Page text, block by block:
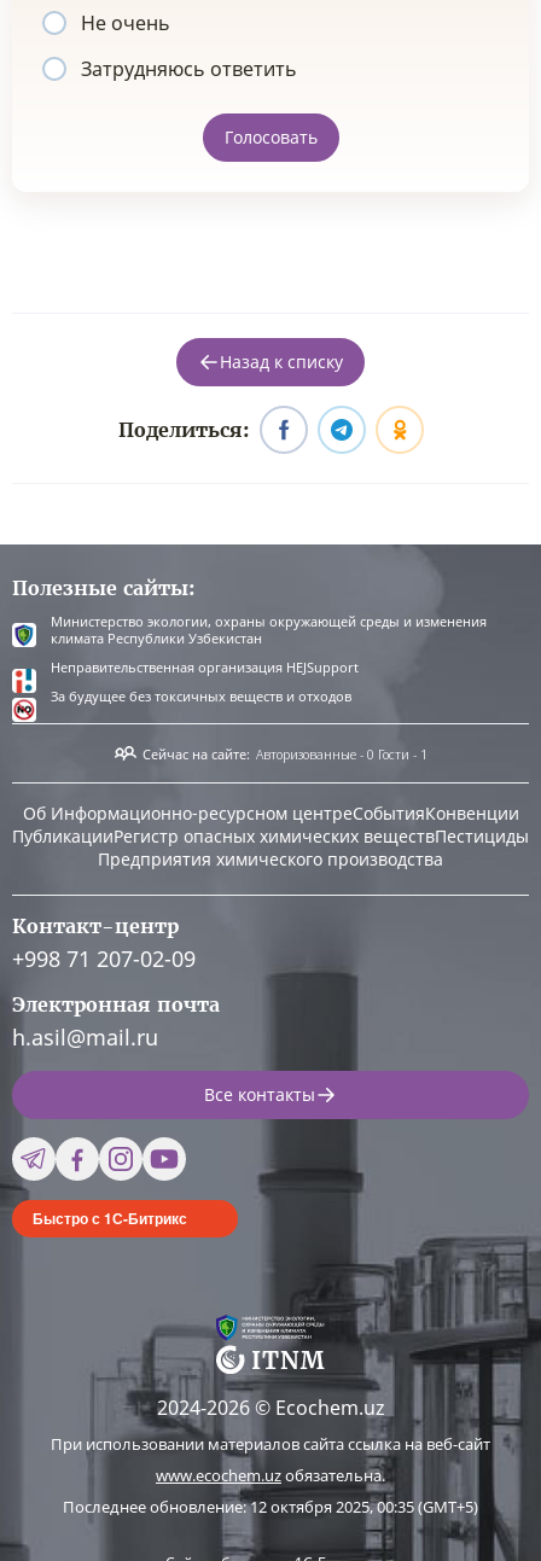
Не очень
Затрудняюсь ответить
Голосовать
Назад к списку
Поделиться:
Полезные сайты:
Министерство экологии, охраны окружающей среды и изменения
климата Республики Узбекистан
Неправительственная организация HEJSupport
За будущее без токсичных веществ и отходов
Сейчас на сайте: Авторизованные - 0 Гости - 1
Об Информационно-ресурсном центреСобытияКонвенции
ПубликацииРегистр опасных химических веществПестициды
Предприятия химического производства
Контакт-центр
+998 71 207-02-09
Электронная почта
h.asil@mail.ru
Все контакты
Быстро с 1С-Битрикс
2024-2026 © Ecochem.uz
При использовании материалов сайта ссылка на веб-сайт
www.ecochem.uz
обязательна.